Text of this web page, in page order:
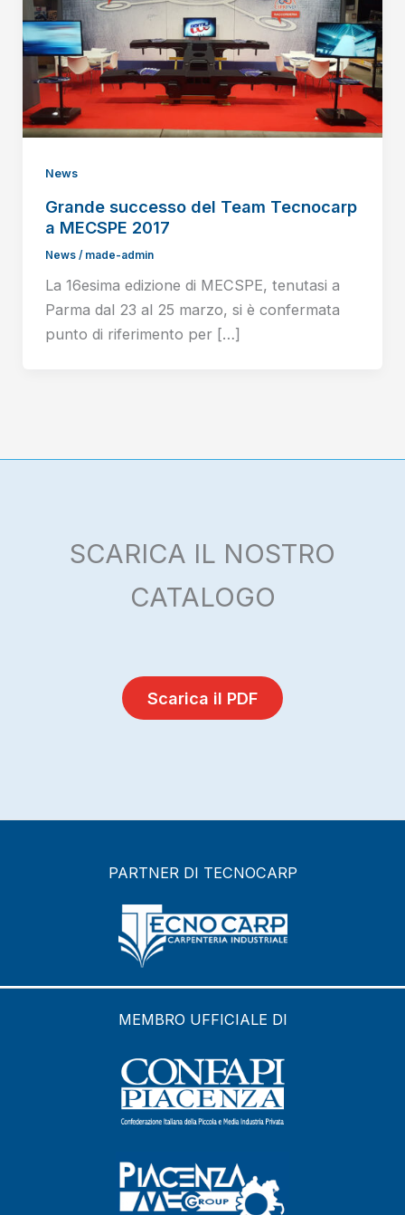
News
Grande successo del Team Tecnocarp
a MECSPE 2017
News/ made-admin
La 16esima edizione di MECSPE, tenutasi a
Parma dal 23 al 25 marzo, si è confermata
punto di riferimento per […]
SCARICA IL NOSTRO
CATALOGO
Scarica il PDF
PARTNER DI TECNOCARP
MEMBRO UFFICIALE DI